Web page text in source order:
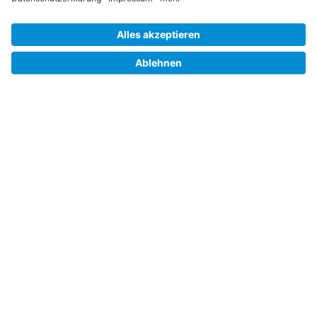
Cookie-Einstellungen
Barrierefreiheit